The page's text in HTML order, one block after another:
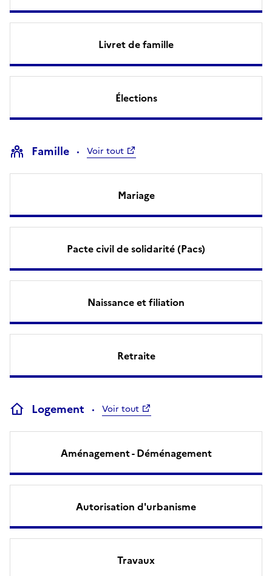
Livret de famille
Élections
Famille Voir tout
Mariage
Pacte civil de solidarité (Pacs)
Naissance et filiation
Retraite
Logement Voir tout
Aménagement - Déménagement
Autorisation d'urbanisme
Travaux